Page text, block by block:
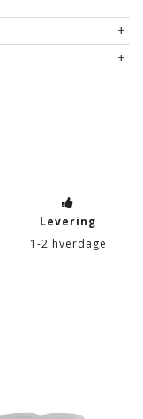
Levering
1-2 hverdage